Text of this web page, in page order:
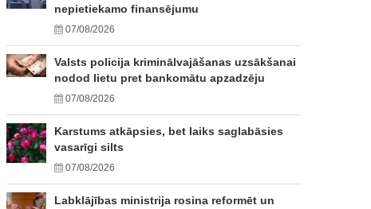
nepietiekamo finansējumu
07/08/2026
Valsts policija kriminālvajāšanas uzsākšanai
nodod lietu pret bankomātu apzadzēju
07/08/2026
Karstums atkāpsies, bet laiks saglabāsies
vasarīgi silts
07/08/2026
Labklājības ministrija rosina reformēt un